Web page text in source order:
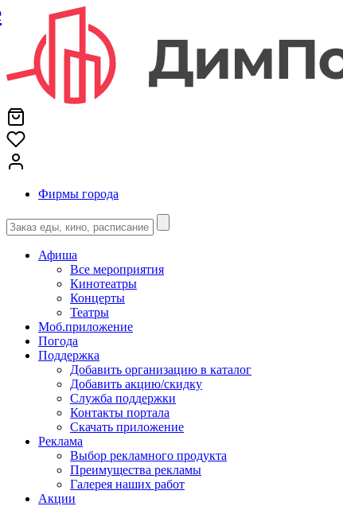
Фирмы города
Афиша
Все мероприятия
Кинотеатры
Концерты
Театры
Моб.приложение
Погода
Поддержка
Добавить организацию в каталог
Добавить акцию/скидку
Служба поддержки
Контакты портала
Скачать приложение
Реклама
Выбор рекламного продукта
Преимущества рекламы
Галерея наших работ
Акции